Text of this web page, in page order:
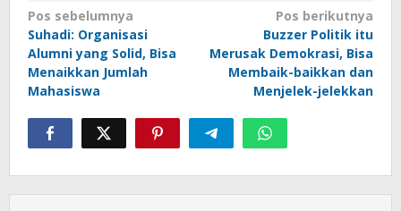
Navigasi
pos
Pos sebelumnya
Suhadi: Organisasi
Alumni yang Solid, Bisa
Menaikkan Jumlah
Mahasiswa
Pos berikutnya
Buzzer Politik itu
Merusak Demokrasi, Bisa
Membaik-baikkan dan
Menjelek-jelekkan